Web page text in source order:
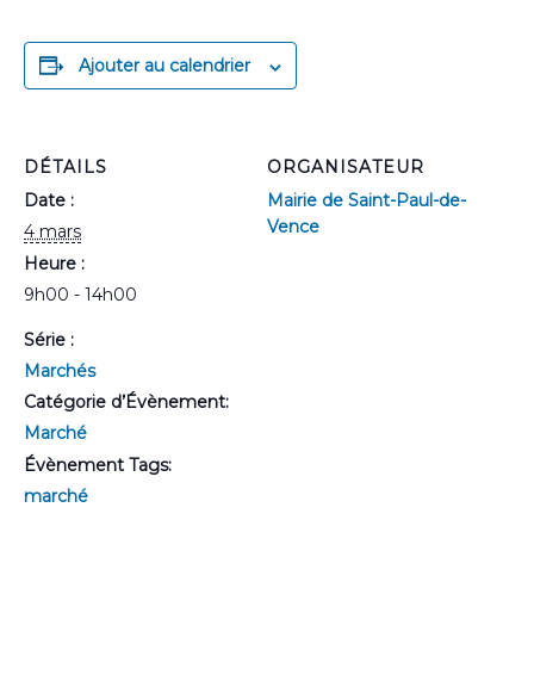
Ajouter au calendrier
DÉTAILS
Date :
4 mars
Heure :
9h00 - 14h00
Série :
Marchés
Catégorie d’Évènement:
Marché
Évènement Tags:
marché
ORGANISATEUR
Mairie de Saint-Paul-de-
Vence